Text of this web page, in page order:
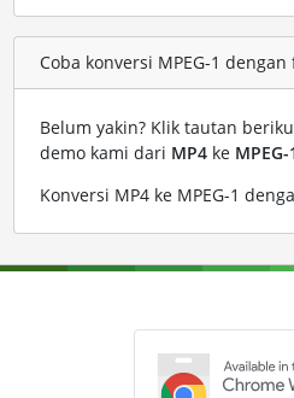
Coba konversi MPEG-1
Belum yakin? Klik tautan
demo kami dari MP4ke MPEG-
Konversi MP4 ke MPEG-1